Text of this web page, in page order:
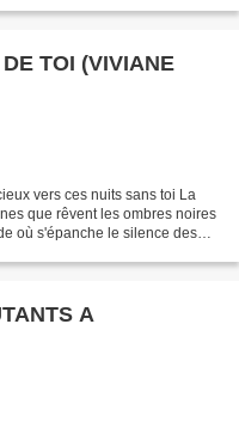
vers ces nuits sans toi La
que rêvent les ombres noires
où s'épanche le silence des
A